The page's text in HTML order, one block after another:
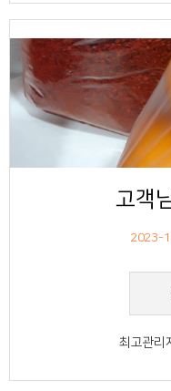
53
고객
2023-
작성자
최고관리
작성일
조회